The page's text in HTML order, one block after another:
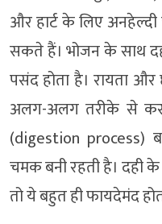
और हार्ट के लिए
सकते हैं। भोजन के साथ
पसंद होता है। रायता
अलग-अलग तरीके से
(digestion process)
चमक बनी रहती है। दही
तो ये बहुत ही फायदेमंद